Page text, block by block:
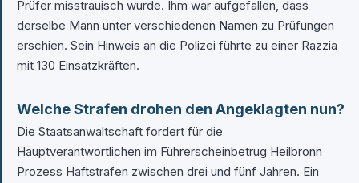
Prüfer misstrauisch wurde. Ihm war aufgefallen, dass
derselbe Mann unter verschiedenen Namen zu Prüfungen
erschien. Sein Hinweis an die Polizei führte zu einer Razzia
mit 130 Einsatzkräften.
Welche Strafen drohen den Angeklagten nun?
Die Staatsanwaltschaft fordert für die
Hauptverantwortlichen im Führerscheinbetrug Heilbronn
Prozess Haftstrafen zwischen drei und fünf Jahren. Ein